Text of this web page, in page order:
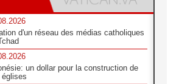
d'un réseau des médias catholiques
un dollar pour la construction de
églises